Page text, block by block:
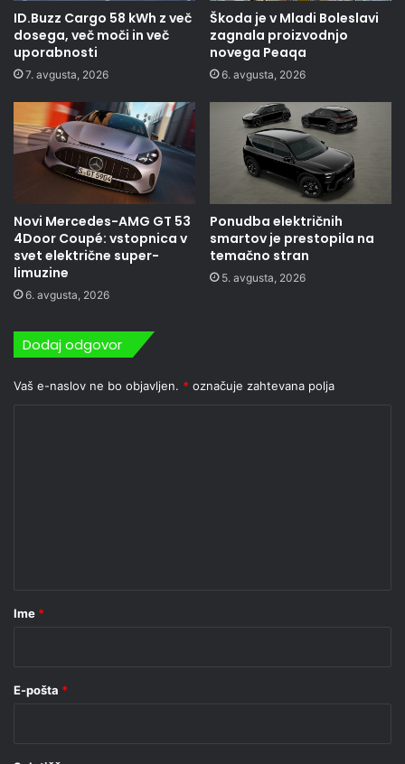
ID.Buzz Cargo 58 kWh z več
dosega, več moči in več
uporabnosti
7. avgusta, 2026
Škoda je v Mladi Boleslavi
zagnala proizvodnjo
novega Peaqa
6. avgusta, 2026
Novi Mercedes-AMG GT 53
4Door Coupé: vstopnica v
svet električne super-
limuzine
6. avgusta, 2026
Ponudba električnih
smartov je prestopila na
temačno stran
5. avgusta, 2026
Dodaj odgovor
Vaš e-naslov ne bo objavljen. * označuje zahtevana polja
r
Ime *
E-pošta *